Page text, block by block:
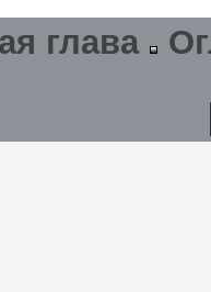
глава